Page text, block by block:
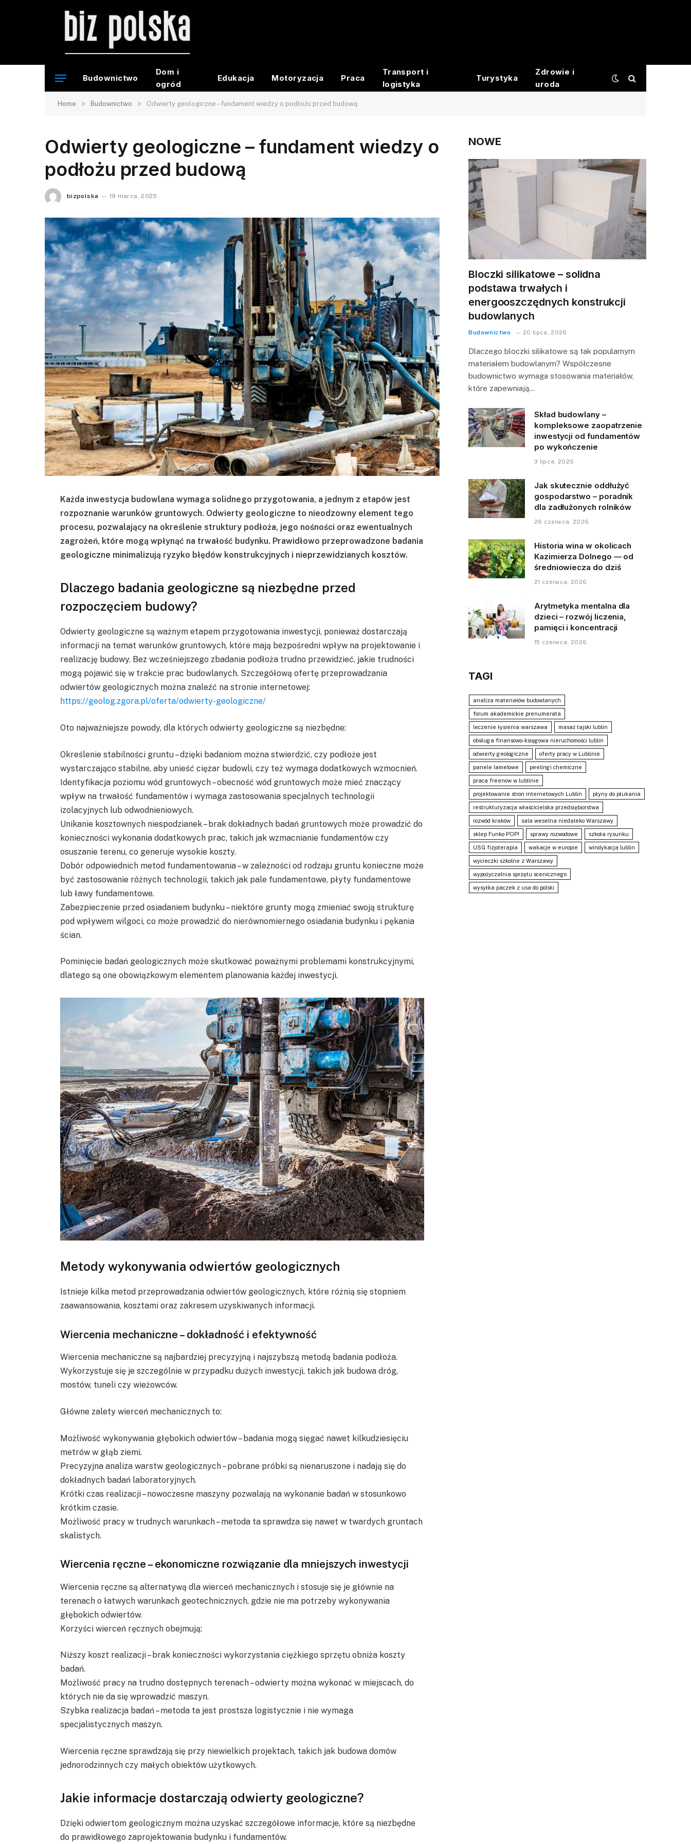
Budownictwo
Dom i
ogród
Edukacja Motoryzacja Praca
Transport i
logistyka
Turystyka
Zdrowie i
uroda
Home » Budownictwo » Odwierty geologiczne – fundament wiedzy o podłożu przed budową
Odwierty geologiczne – fundament wiedzy o
podłożu przed budową
bizpolska 19 marca, 2025
Każda inwestycja budowlana wymaga solidnego przygotowania, a jednym z etapów jest
rozpoznanie warunków gruntowych. Odwierty geologiczne to nieodzowny element tego
procesu, pozwalający na określenie struktury podłoża, jego nośności oraz ewentualnych
zagrożeń, które mogą wpłynąć na trwałość budynku. Prawidłowo przeprowadzone badania
geologiczne minimalizują ryzyko błędów konstrukcyjnych i nieprzewidzianych kosztów.
Dlaczego badania geologiczne są niezbędne przed
rozpoczęciem budowy?
Odwierty geologiczne są ważnym etapem przygotowania inwestycji, ponieważ dostarczają
informacji na temat warunków gruntowych, które mają bezpośredni wpływ na projektowanie i
realizację budowy. Bez wcześniejszego zbadania podłoża trudno przewidzieć, jakie trudności
mogą pojawić się w trakcie prac budowlanych. Szczegółową ofertę przeprowadzania
odwiertów geologicznych można znaleźć na stronie internetowej:
https://geolog.zgora.pl/oferta/odwierty-geologiczne/
Oto najważniejsze powody, dla których odwierty geologiczne są niezbędne:
Określenie stabilności gruntu – dzięki badaniom można stwierdzić, czy podłoże jest
wystarczająco stabilne, aby unieść ciężar budowli, czy też wymaga dodatkowych wzmocnień.
Identyfikacja poziomu wód gruntowych – obecność wód gruntowych może mieć znaczący
wpływ na trwałość fundamentów i wymaga zastosowania specjalnych technologii
izolacyjnych lub odwodnieniowych.
Unikanie kosztownych niespodzianek – brak dokładnych badań gruntowych może prowadzić do
konieczności wykonania dodatkowych prac, takich jak wzmacnianie fundamentów czy
osuszanie terenu, co generuje wysokie koszty.
Dobór odpowiednich metod fundamentowania – w zależności od rodzaju gruntu konieczne może
być zastosowanie różnych technologii, takich jak pale fundamentowe, płyty fundamentowe
lub ławy fundamentowe.
Zabezpieczenie przed osiadaniem budynku – niektóre grunty mogą zmieniać swoją strukturę
pod wpływem wilgoci, co może prowadzić do nierównomiernego osiadania budynku i pękania
ścian.
Pominięcie badań geologicznych może skutkować poważnymi problemami konstrukcyjnymi,
dlatego są one obowiązkowym elementem planowania każdej inwestycji.
Metody wykonywania odwiertów geologicznych
Istnieje kilka metod przeprowadzania odwiertów geologicznych, które różnią się stopniem
zaawansowania, kosztami oraz zakresem uzyskiwanych informacji.
Wiercenia mechaniczne – dokładność i efektywność
Wiercenia mechaniczne są najbardziej precyzyjną i najszybszą metodą badania podłoża.
Wykorzystuje się je szczególnie w przypadku dużych inwestycji, takich jak budowa dróg,
mostów, tuneli czy wieżowców.
Główne zalety wierceń mechanicznych to:
Możliwość wykonywania głębokich odwiertów – badania mogą sięgać nawet kilkudziesięciu
metrów w głąb ziemi.
Precyzyjna analiza warstw geologicznych – pobrane próbki są nienaruszone i nadają się do
dokładnych badań laboratoryjnych.
Krótki czas realizacji – nowoczesne maszyny pozwalają na wykonanie badań w stosunkowo
krótkim czasie.
Możliwość pracy w trudnych warunkach – metoda ta sprawdza się nawet w twardych gruntach
skalistych.
Wiercenia ręczne – ekonomiczne rozwiązanie dla mniejszych inwestycji
Wiercenia ręczne są alternatywą dla wierceń mechanicznych i stosuje się je głównie na
terenach o łatwych warunkach geotechnicznych, gdzie nie ma potrzeby wykonywania
głębokich odwiertów.
Korzyści wierceń ręcznych obejmują:
Niższy koszt realizacji – brak konieczności wykorzystania ciężkiego sprzętu obniża koszty
badań.
Możliwość pracy na trudno dostępnych terenach – odwierty można wykonać w miejscach, do
których nie da się wprowadzić maszyn.
Szybka realizacja badań – metoda ta jest prostsza logistycznie i nie wymaga
specjalistycznych maszyn.
Wiercenia ręczne sprawdzają się przy niewielkich projektach, takich jak budowa domów
jednorodzinnych czy małych obiektów użytkowych.
Jakie informacje dostarczają odwierty geologiczne?
Dzięki odwiertom geologicznym można uzyskać szczegółowe informacje, które są niezbędne
do prawidłowego zaprojektowania budynku i fundamentów.
NOWE
Bloczki silikatowe – solidna
podstawa trwałych i
energooszczędnych konstrukcji
budowlanych
Budownictwo 20 lipca, 2026
Dlaczego bloczki silikatowe są tak popularnym
materiałem budowlanym? Współczesne
budownictwo wymaga stosowania materiałów,
które zapewniają…
Skład budowlany –
kompleksowe zaopatrzenie
inwestycji od fundamentów
po wykończenie
3 lipca, 2026
Jak skutecznie oddłużyć
gospodarstwo – poradnik
dla zadłużonych rolników
26 czerwca, 2026
Historia wina w okolicach
Kazimierza Dolnego — od
średniowiecza do dziś
21 czerwca, 2026
Arytmetyka mentalna dla
dzieci – rozwój liczenia,
pamięci i koncentracji
15 czerwca, 2026
TAGI
analiza materiałów budowlanych
forum akademickie prenumerata
leczenie łysienia warszawa masaż tajski lublin
obsługa finansowo-księgowa nieruchomości lublin
odwierty geologiczne oferty pracy w Lublinie
panele lamelowe peelingi chemiczne
praca freenow w lublinie
projektowanie stron internetowych Lublin płyny do płukania
restrukturyzacja właścicielska przedsiębiorstwa
rozwód kraków sala weselna niedaleko Warszawy
sklep Funko POP! sprawy rozwodowe szkoła rysunku
USG fizjoterapia wakacje w europie windykacja lublin
wycieczki szkolne z Warszawy
wypożyczalnia sprzętu scenicznego
wysyłka paczek z usa do polski